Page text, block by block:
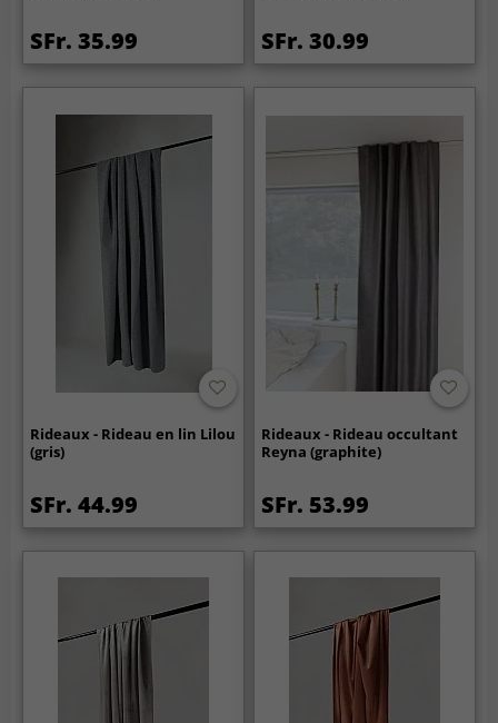
SFr. 35.99 SFr. 30.99
Rideaux - Rideau en lin Lilou
(gris)
SFr. 44.99
Rideaux - Rideau occultant
Reyna (graphite)
SFr. 53.99